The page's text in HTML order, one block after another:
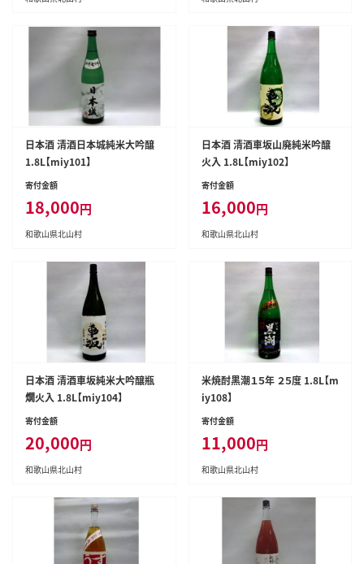
日本酒 清酒日本城純米大吟醸
1.8L【miy101】
寄付金額
18,000円
和歌山県北山村
日本酒 清酒車坂山廃純米吟醸
火入 1.8L【miy102】
寄付金額
16,000円
和歌山県北山村
日本酒 清酒車坂純米大吟醸瓶
燗火入 1.8L【miy104】
寄付金額
20,000円
和歌山県北山村
米焼酎黒潮１５年 ２５度 1.8L【m
iy108】
寄付金額
11,000円
和歌山県北山村